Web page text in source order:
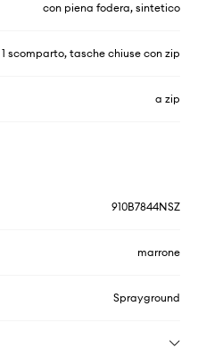
con piena fodera, sintetico
1 scomparto, tasche chiuse con zip
a zip
910B7844NSZ
marrone
Sprayground